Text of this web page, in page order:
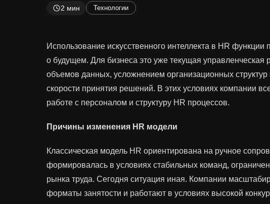
2 мин Технологии
Использование искусственного интеллекта в HR
о будущем. Для бизнеса это уже текущая управленческая
объемов данных, усложнением организационных
скорости принятия решений. В этих условиях компании
работе с персоналом и структуру HR процессов.
Причины изменения HR модели
Классическая модель HR ориентирована на ручное
формировалась в условиях стабильных команд,
рынка труда. Сегодня ситуация иная. Компании
форматы занятости и работают в условиях высокой